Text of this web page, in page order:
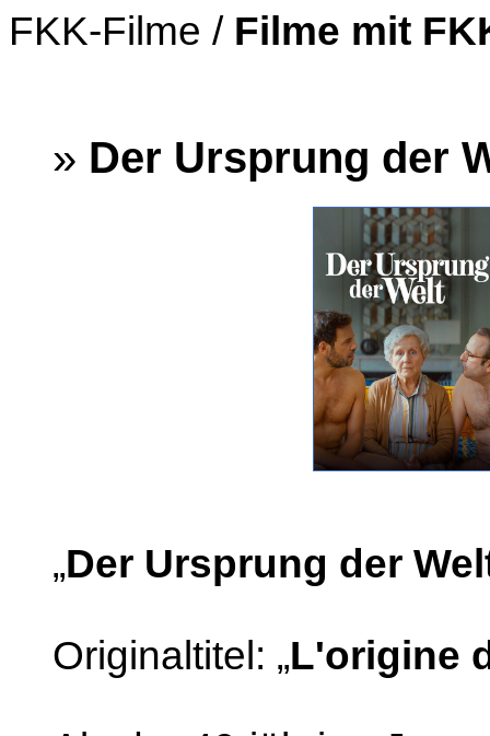
FKK-Filme / Filme mit
» Der Ursprung der
„Der Ursprung der
Originaltitel: „L'origine